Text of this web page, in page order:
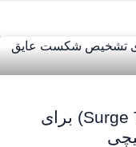
نحوه انجام تست ضربه (Surge Test) برای